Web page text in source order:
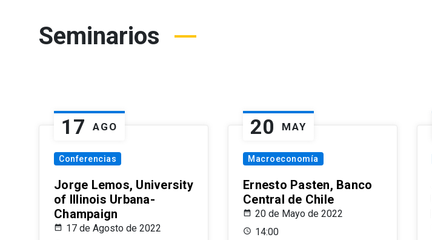
Seminarios
17 AGO
Conferencias
Jorge Lemos, University
of Illinois Urbana-
Champaign
17 de Agosto de 2022
20 MAY
Macroeconomía
Ernesto Pasten, Banco
Central de Chile
20 de Mayo de 2022
14:00